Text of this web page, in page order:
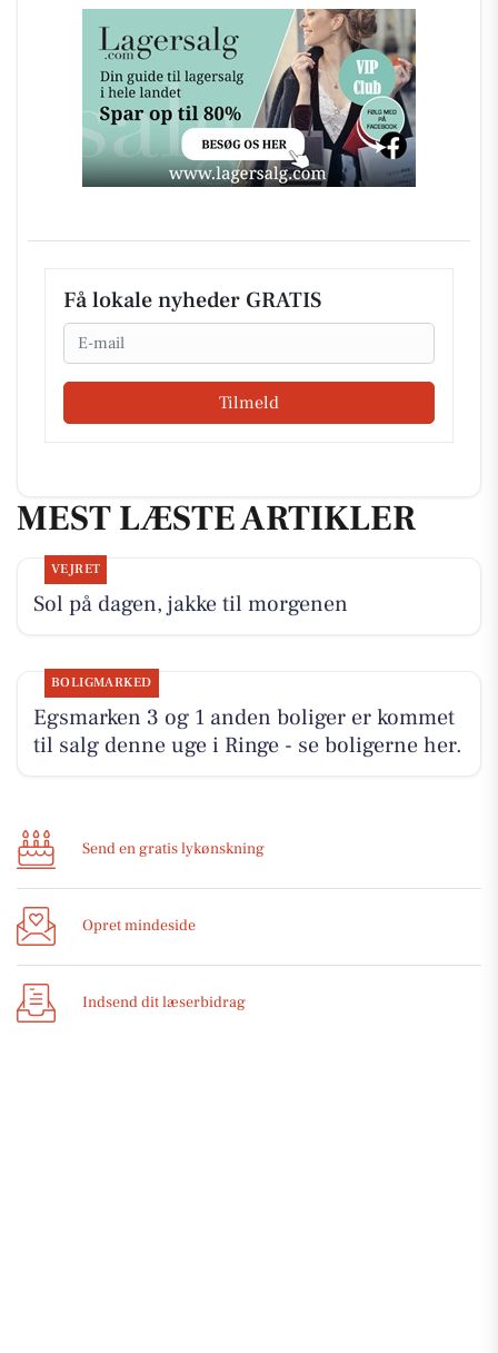
Få lokale nyheder GRATIS
Email
Tilmeld
MEST LÆSTE ARTIKLER
VEJRET
Sol på dagen, jakke til morgenen
BOLIGMARKED
Egsmarken 3 og 1 anden boliger er kommet
til salg denne uge i Ringe - se boligerne her.
Send en gratis lykønskning
Opret mindeside
Indsend dit læserbidrag